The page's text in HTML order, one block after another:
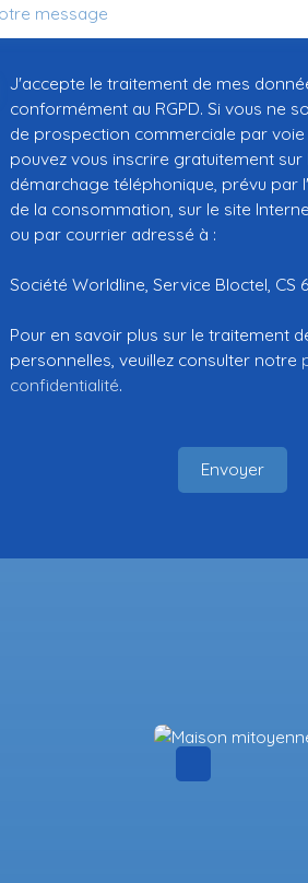
message
J'accepte le traitement de mes
conformément au RGPD. Si vous ne
de prospection commerciale par voie
pouvez vous inscrire gratuitement
démarchage téléphonique, prévu par
de la consommation, sur le site
ou par courrier adressé à :
Société Worldline, Service Bloctel, CS
Pour en savoir plus sur le traitement
personnelles, veuillez consulter notre
confidentialité.
Envoyer